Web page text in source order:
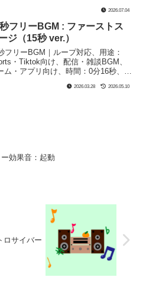
楽器：シンセサイザー｜15秒BGM第
！バトル系のギター曲です！戦闘シ
やゲーム実況などにぴったり！
2026.07.04
フリーBGM : ファーストス
ジ（15秒 ver.）
フリーBGM｜ループ対応、用途：
・Tiktok向け、配信・雑談BGM、
ム・アプリ向け、時間：0分16秒、
楽器：シンセサイザー、レトロ｜15
2026.03.28 2026.05.10
効果音：起動
ロサイバー